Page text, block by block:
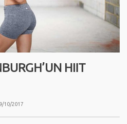
HIIT
10/2017